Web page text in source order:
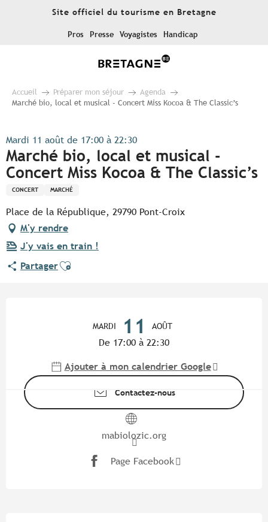
Site officiel du tourisme en Bretagne
Pros Presse Voyagistes Handicap
Accueil Préparer mon séjour
Agenda
Marché bio, local et musical - Concert Miss Kocoa & The Classic’s
Mardi 11 août de 17:00 à 22:30
Marché bio, local et musical -
Concert Miss Kocoa & The Classic’s
CONCERT MARCHÉ
Place de la République, 29790 Pont-Croix
M'y rendre
J'y vais en train !
PartagerAjouter aux favoris
MARDI 11 AOÛT
De 17:00 à 22:30
Ajouter à mon calendrier Google
Contactez-nous
mabiolozic.org
Page Facebook